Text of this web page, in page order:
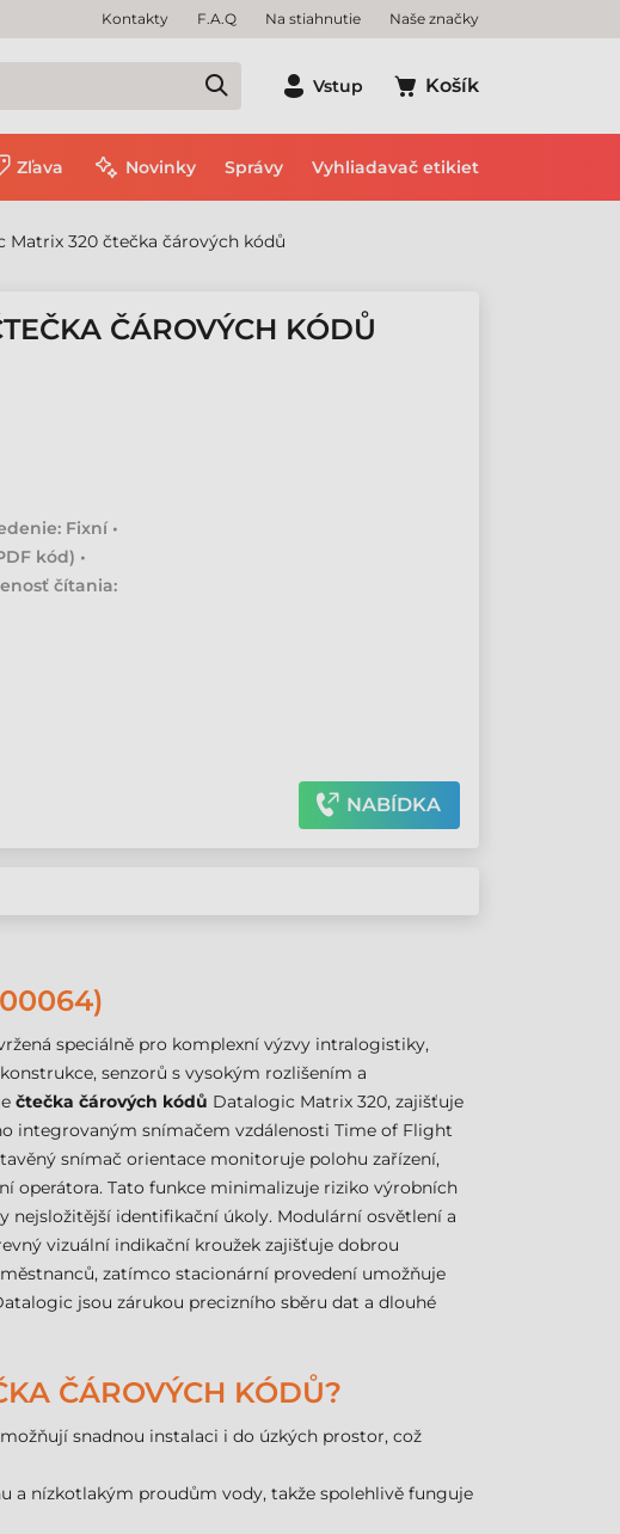
Kontakty F.A.Q Na stiahnutie Naše značky
Vstup Košík
Zľava Novinky Správy Vyhliadavač etikiet
Matrix 320 čtečka čárových kódů
ČÁROVÝCH KÓDŮ
Fixní •
kód) •
čítania:
NABÍDKA
speciálně pro komplexní výzvy intralogistiky,
senzorů s vysokým rozlišením a
čtečka čárových kódů Datalogic Matrix 320, zajišťuje
integrovaným snímačem vzdálenosti Time of Flight
snímač orientace monitoruje polohu zařízení,
operátora. Tato funkce minimalizuje riziko výrobních
nejsložitější identifikační úkoly. Modulární osvětlení a
vizuální indikační kroužek zajišťuje dobrou
zatímco stacionární provedení umožňuje
jsou zárukou precizního sběru dat a dlouhé
ČÁROVÝCH KÓDŮ?
snadnou instalaci i do úzkých prostor, což
a nízkotlakým proudům vody, takže spolehlivě funguje